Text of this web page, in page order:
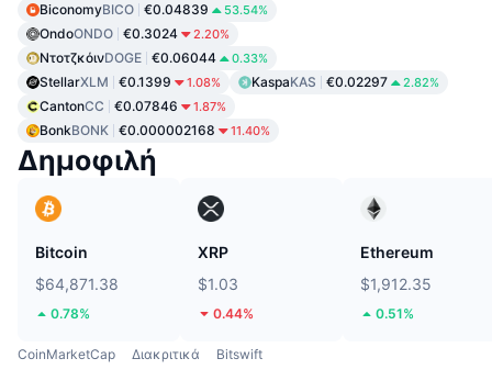
BiconomyBICO €0.04839 53.54%
OndoONDO €0.3024 2.20%
ΝτοτζκόινDOGE €0.06044 0.33%
StellarXLM €0.1399 1.08% KaspaKAS €0.02297 2.82%
CantonCC €0.07846 1.87%
BonkBONK €0.000002168 11.40%
Δημοφιλή
Bitcoin
$64,871.38
0.78%
XRP
$1.03
0.44%
Ethereum
$1,912.35
0.51%
CoinMarketCap Διακριτικά Bitswift